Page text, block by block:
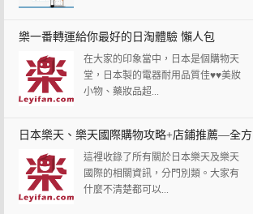
樂一番轉運給你最好的日淘體驗 懶人包
在大家的印象當中，日本是個購物天
堂，日本製的電器耐用品質佳♥♥美妝
小物、藥妝品超...
日本樂天、樂天國際購物攻略+店鋪推薦—全方
位懶人指南
這裡收錄了所有關於日本樂天及樂天
國際的相關資訊，分門別類。大家有
什麼不清楚都可以...